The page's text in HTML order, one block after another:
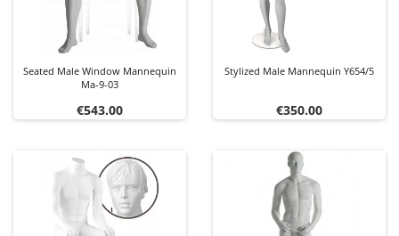
Seated Male Window Mannequin
Ma-9-03
Price
€543.00
Stylized Male Mannequin Y654/5
Price
€350.00